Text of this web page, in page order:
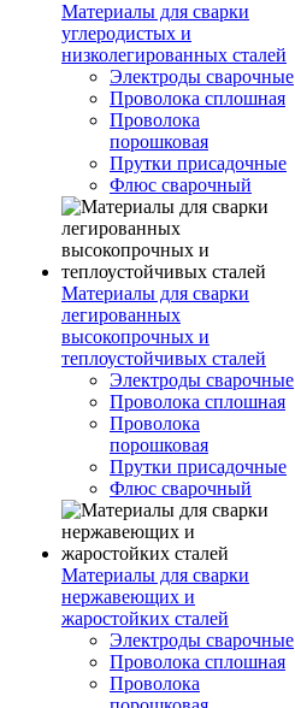
Материалы для сварки
углеродистых и
низколегированных сталей
Электроды сварочные
Проволока сплошная
Проволока
порошковая
Прутки присадочные
Флюс сварочный
Материалы для сварки
легированных
высокопрочных и
теплоустойчивых сталей
Электроды сварочные
Проволока сплошная
Проволока
порошковая
Прутки присадочные
Флюс сварочный
Материалы для сварки
нержавеющих и
жаростойких сталей
Электроды сварочные
Проволока сплошная
Проволока